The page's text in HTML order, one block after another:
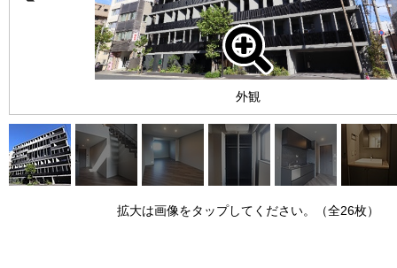
外観
拡大は画像をタップしてください。（全26枚）